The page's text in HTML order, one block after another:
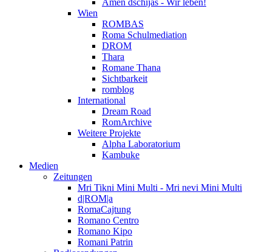
Amen dschijas - Wir leben!
Wien
ROMBAS
Roma Schulmediation
DROM
Thara
Romane Thana
Sichtbarkeit
romblog
International
Dream Road
RomArchive
Weitere Projekte
Alpha Laboratorium
Kambuke
Medien
Zeitungen
Mri Tikni Mini Multi - Mri nevi Mini Multi
d|ROM|a
RomaCajtung
Romano Centro
Romano Kipo
Romani Patrin